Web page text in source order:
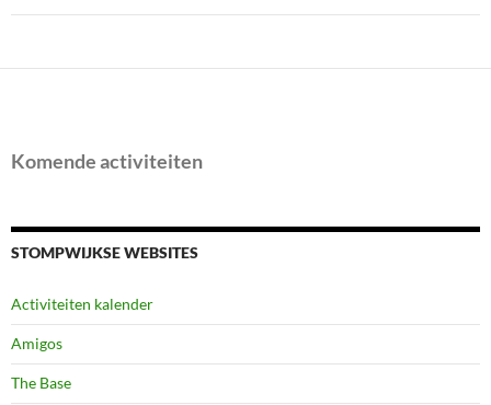
Komende activiteiten
STOMPWIJKSE WEBSITES
Activiteiten kalender
Amigos
The Base